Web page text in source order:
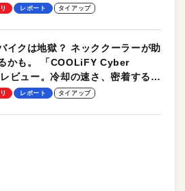
レポート タイアップ
イクは地獄？ ネッククーラーが助
かも。 「COOLiFY Cyber
ビュー。冷却の速さ、密着する冷
ト、シンプルな操作性がグッド！
レポート タイアップ